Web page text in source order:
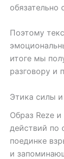
Поэтому
итоге мы
разговору и
Этика силы
Образ Reze
действий по
поединке
и